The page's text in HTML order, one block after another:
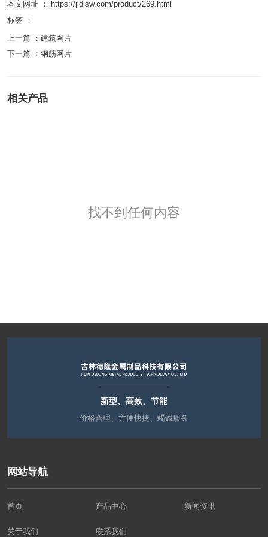
本文网址 ： https://jldlsw.com/product/269.html
标签 ：
上一篇 ： 建筑网片
下一篇 ： 钢筋网片
相关产品
找不到任何内容
新型、高效、节能
价格合理、方便快捷、竭诚服务
网站导航
首页 产品中心 新闻资讯
关于我们 联系我们